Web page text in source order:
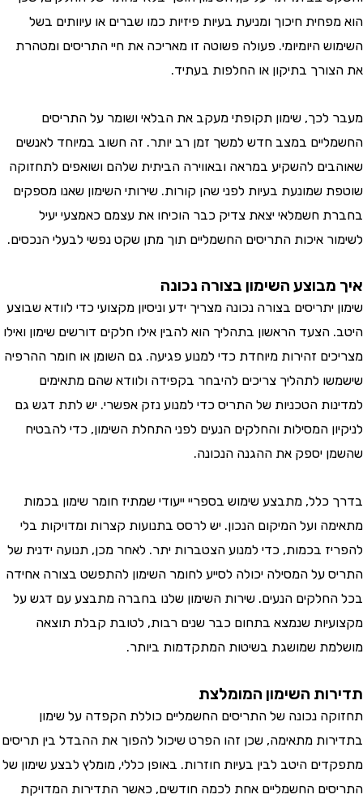
חיכוך ומניעת בעיות פיזיות כמו שברים או עיוותים בשל
היומיומי. פעולה פשוטה זו מאריכה את חיי התריסים ומטהרת
בתיקון או החלפות בעתיד.
שימון תקופתי מעקב את הבלאי ושומר על התריסים
במצב חדש למשך זמן רב יותר. זה חשוב במיוחד לאנשים
להשקיע במראה ובאווירה הביתית שלהם ושואפים לתחזוקה
שמונעת בעיות לפני שהן קורות. שירותי השימון שאנו מספקים
חשמלאי יצאת צדיק כבר הוכיחו את עצמם כאמצעי יעיל
איכות התריסים החשמליים תוך מתן שקט נפשי לבעלי הנכסים.
השימון בצורה נכונה
יתריסים בצורה נכונה מצריך ידע וניסיון מקצועי כדי לוודא שבוצע
הראשון בתהליך הוא להבין אילו חלקים דורשים שימון ואילו
זהירות מיוחדת כדי למנוע פגיעה. גם השומן או חומר ההרפיה
לתהליך צריכים להיבחר בקפידה ולוודא שהם מתאימים
הטכניות של התריס כדי למנוע נזק אפשרי. יש לתת דגש גם
המסילות והחלקים הנעים לפני התחלת השימון, כדי להבטיח
יספק את ההגנה הנכונה.
מתבצע שימוש בספריי ייעודי שמתיז חומר שימון בכמות
ועל המיקום הנכון. יש לרסס בתנועות קצרות ומדויקות בלי
בכמות, כדי למנוע הצטברות יתר. לאחר מכן, תנועה ידנית של
על המסילה יכולה לסייע לחומר השימון להתפשט בצורה אחידה
הנעים. שירות השימון שלנו בחברה מתבצע עם דגש על
שנמצא בתחום כבר שנים רבות, לטובת קבלת תוצאה
שמושגת בשיטות המתקדמות ביותר.
השימון המומלצת
נכונה של התריסים החשמליים כוללת הקפדה על שימון
מתאימה, שכן זהו הפרט שיכול להפוך את ההבדל בין תריסים
היטב לבין בעיות חוזרות. באופן כללי, מומלץ לבצע שימון של
החשמליים אחת לכמה חודשים, כאשר התדירות המדויקת